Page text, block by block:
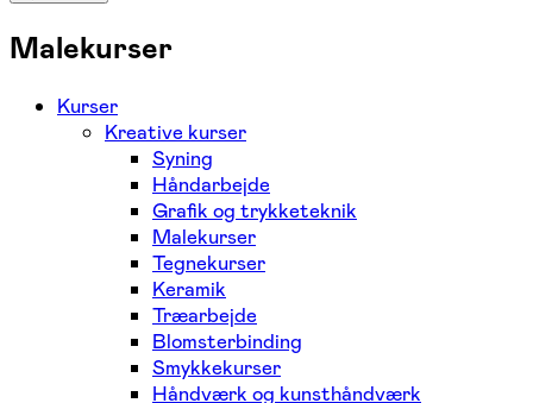
Malekurser
Kurser
Kreative kurser
Syning
Håndarbejde
Grafik og trykketeknik
Malekurser
Tegnekurser
Keramik
Træarbejde
Blomsterbinding
Smykkekurser
Håndværk og kunsthåndværk